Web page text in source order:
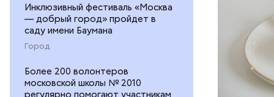
Инклюзивный фестиваль «Москва
— добрый город» пройдет в
саду имени Баумана
Город
Более 200 волонтеров
московской школы № 2010
регулярно помогают участникам